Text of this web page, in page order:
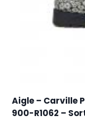
Aigle – Carville
900-R1062 –